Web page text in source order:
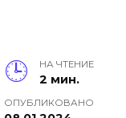
НА ЧТЕНИЕ
2 мин.
ОПУБЛИКОВАНО